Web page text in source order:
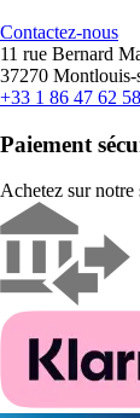
Contactez-nous
11 rue Bernard
37270
+33 1 86 47 62 58
Paiement
Achetez sur notre